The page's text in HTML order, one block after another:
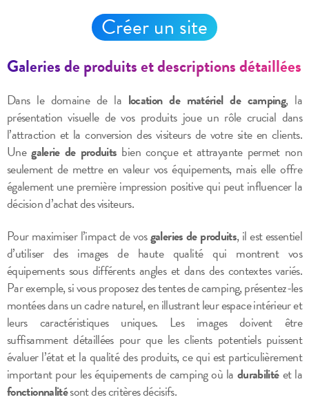
Créer un site
Galeries de produits et descriptions détaillées
Dans le domaine de la location de matériel de camping, la
présentation visuelle de vos produits joue un rôle crucial dans
l’attraction et la conversion des visiteurs de votre site en clients.
Unegalerie de produits bien conçue et attrayante permet non
seulement de mettre en valeur vos équipements, mais elle offre
également une première impression positive qui peut influencer la
décision d’achat des visiteurs.
Pour maximiser l’impact de vosgaleries de produits, il est essentiel
d’utiliser des images de haute qualité qui montrent vos
équipements sous différents angles et dans des contextes variés.
Par exemple, si vous proposez des tentes de camping, présentez-les
montées dans un cadre naturel, en illustrant leur espace intérieur et
leurs caractéristiques uniques. Les images doivent être
suffisamment détaillées pour que les clients potentiels puissent
évaluer l’état et la qualité des produits, ce qui est particulièrement
important pour les équipements de camping où la durabilitéet la
fonctionnalitésont des critères décisifs.